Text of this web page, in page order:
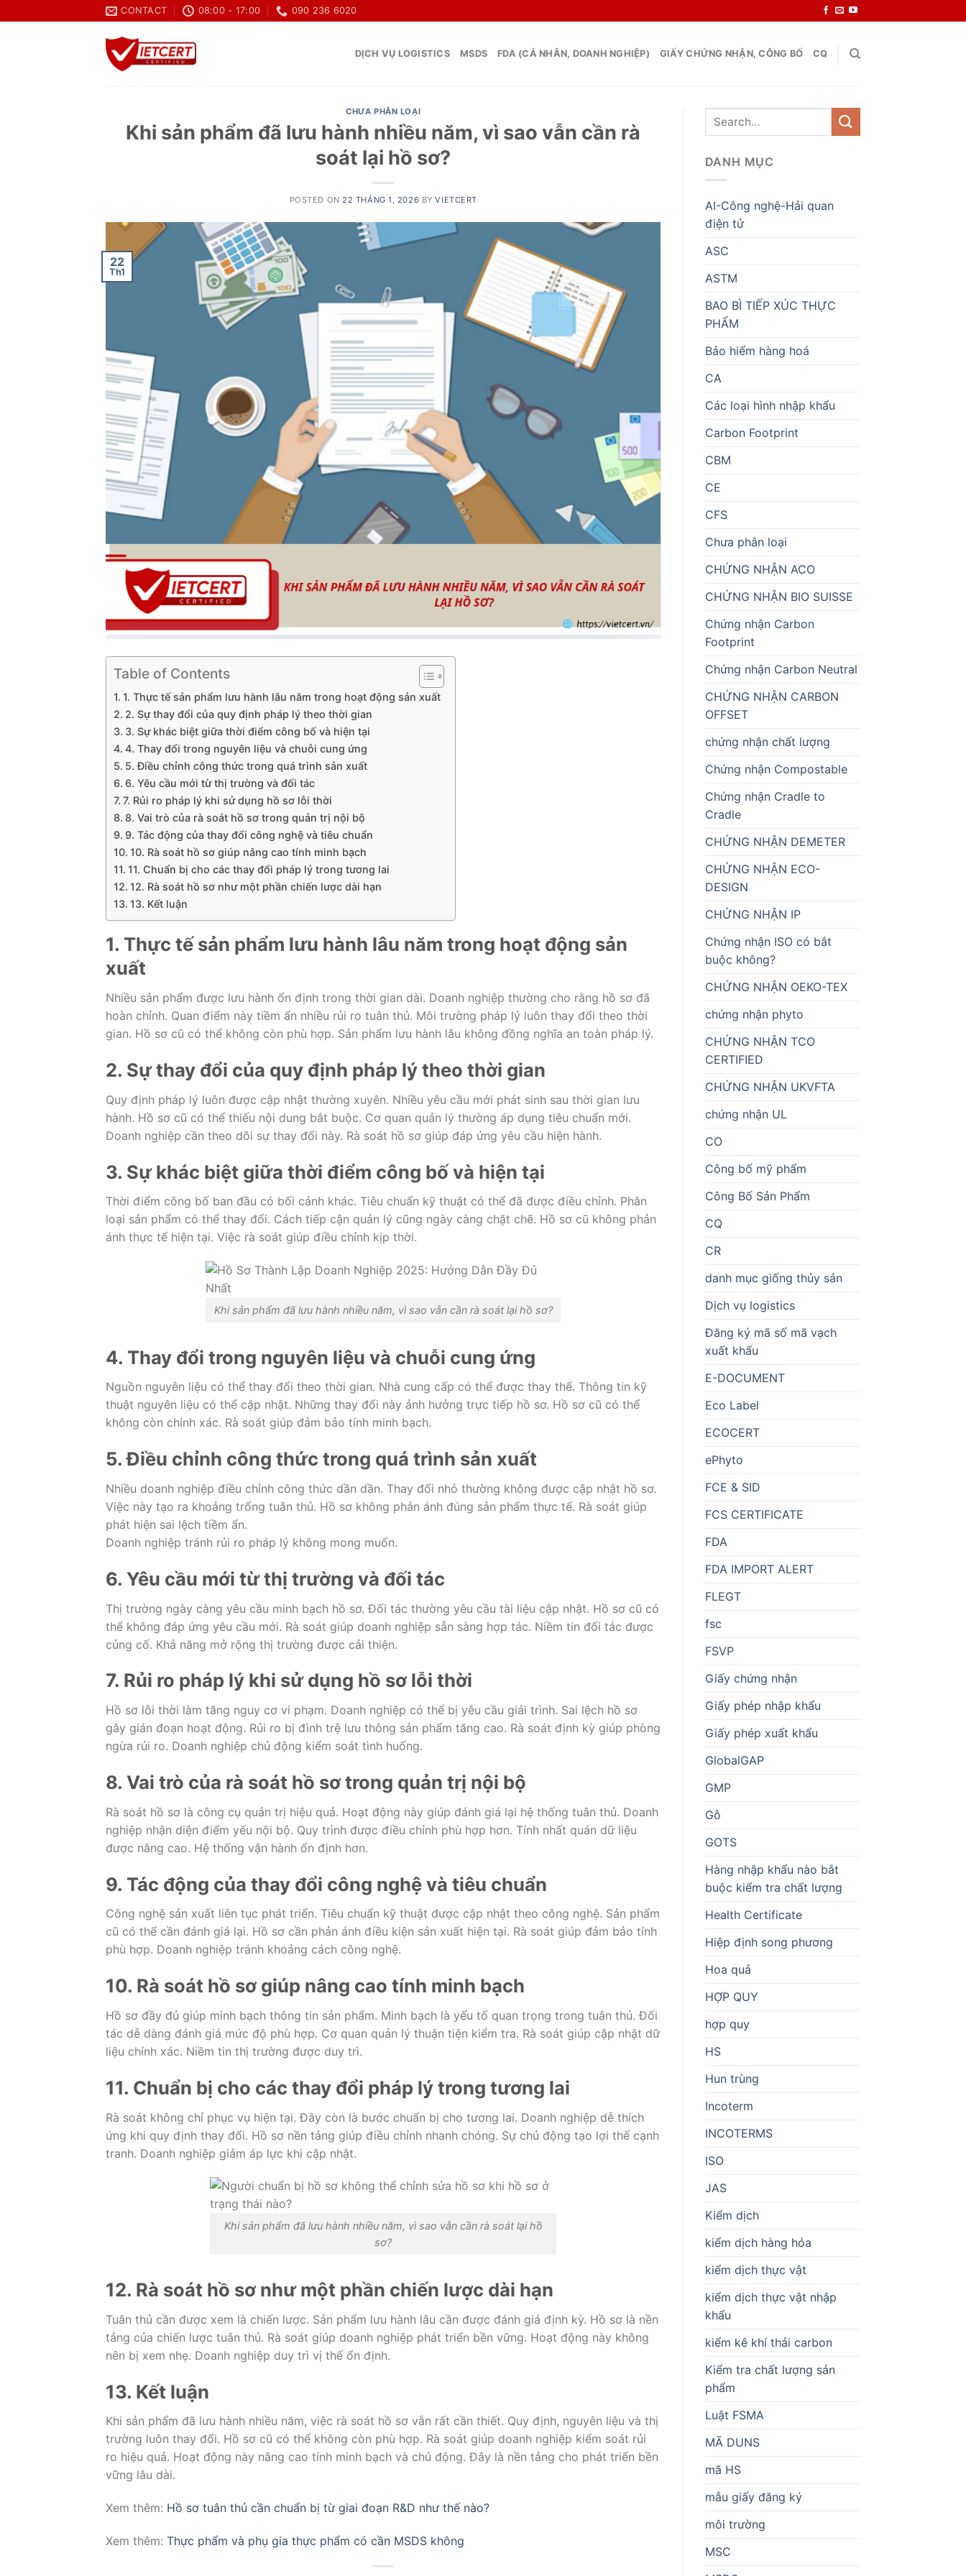
to
CONTACT 08:00 - 17:00 090 236 6020
DỊCH VỤ LOGISTICS MSDS FDA (CÁ NHÂN, DOANH NGHIỆP) GIẤY CHỨNG NHẬN, CÔNG BỐ CQ
CHƯA PHÂN LOẠI
Khi sản phẩm đã lưu hành nhiều năm, vì sao vẫn cần rà
soát lại hồ sơ?
POSTED ON 22 THÁNG 1, 2026 BYVIETCERT
22
Th1
Table of Contents
1. Thực tế sản phẩm lưu hành lâu năm trong hoạt động sản xuất
2. Sự thay đổi của quy định pháp lý theo thời gian
3. Sự khác biệt giữa thời điểm công bố và hiện tại
4. Thay đổi trong nguyên liệu và chuỗi cung ứng
5. Điều chỉnh công thức trong quá trình sản xuất
6. Yêu cầu mới từ thị trường và đối tác
7. Rủi ro pháp lý khi sử dụng hồ sơ lỗi thời
8. Vai trò của rà soát hồ sơ trong quản trị nội bộ
9. Tác động của thay đổi công nghệ và tiêu chuẩn
10. Rà soát hồ sơ giúp nâng cao tính minh bạch
11. Chuẩn bị cho các thay đổi pháp lý trong tương lai
12. Rà soát hồ sơ như một phần chiến lược dài hạn
13. Kết luận
1. Thực tế sản phẩm lưu hành lâu năm trong hoạt động sản
xuất
Nhiều sản phẩm được lưu hành ổn định trong thời gian dài. Doanh nghiệp thường cho rằng hồ sơ đã
hoàn chỉnh. Quan điểm này tiềm ẩn nhiều rủi ro tuân thủ. Môi trường pháp lý luôn thay đổi theo thời
gian. Hồ sơ cũ có thể không còn phù hợp. Sản phẩm lưu hành lâu không đồng nghĩa an toàn pháp lý.
2. Sự thay đổi của quy định pháp lý theo thời gian
Quy định pháp lý luôn được cập nhật thường xuyên. Nhiều yêu cầu mới phát sinh sau thời gian lưu
hành. Hồ sơ cũ có thể thiếu nội dung bắt buộc. Cơ quan quản lý thường áp dụng tiêu chuẩn mới.
Doanh nghiệp cần theo dõi sự thay đổi này. Rà soát hồ sơ giúp đáp ứng yêu cầu hiện hành.
3. Sự khác biệt giữa thời điểm công bố và hiện tại
Thời điểm công bố ban đầu có bối cảnh khác. Tiêu chuẩn kỹ thuật có thể đã được điều chỉnh. Phân
loại sản phẩm có thể thay đổi. Cách tiếp cận quản lý cũng ngày càng chặt chẽ. Hồ sơ cũ không phản
ánh thực tế hiện tại. Việc rà soát giúp điều chỉnh kịp thời.
Khi sản phẩm đã lưu hành nhiều năm, vì sao vẫn cần rà soát lại hồ sơ?
4. Thay đổi trong nguyên liệu và chuỗi cung ứng
Nguồn nguyên liệu có thể thay đổi theo thời gian. Nhà cung cấp có thể được thay thế. Thông tin kỹ
thuật nguyên liệu có thể cập nhật. Những thay đổi này ảnh hưởng trực tiếp hồ sơ. Hồ sơ cũ có thể
không còn chính xác. Rà soát giúp đảm bảo tính minh bạch.
5. Điều chỉnh công thức trong quá trình sản xuất
Nhiều doanh nghiệp điều chỉnh công thức dần dần. Thay đổi nhỏ thường không được cập nhật hồ sơ.
Việc này tạo ra khoảng trống tuân thủ. Hồ sơ không phản ánh đúng sản phẩm thực tế. Rà soát giúp
phát hiện sai lệch tiềm ẩn.
Doanh nghiệp tránh rủi ro pháp lý không mong muốn.
6. Yêu cầu mới từ thị trường và đối tác
Thị trường ngày càng yêu cầu minh bạch hồ sơ. Đối tác thường yêu cầu tài liệu cập nhật. Hồ sơ cũ có
thể không đáp ứng yêu cầu mới. Rà soát giúp doanh nghiệp sẵn sàng hợp tác. Niềm tin đối tác được
củng cố. Khả năng mở rộng thị trường được cải thiện.
7. Rủi ro pháp lý khi sử dụng hồ sơ lỗi thời
Hồ sơ lỗi thời làm tăng nguy cơ vi phạm. Doanh nghiệp có thể bị yêu cầu giải trình. Sai lệch hồ sơ
gây gián đoạn hoạt động. Rủi ro bị đình trệ lưu thông sản phẩm tăng cao. Rà soát định kỳ giúp phòng
ngừa rủi ro. Doanh nghiệp chủ động kiểm soát tình huống.
8. Vai trò của rà soát hồ sơ trong quản trị nội bộ
Rà soát hồ sơ là công cụ quản trị hiệu quả. Hoạt động này giúp đánh giá lại hệ thống tuân thủ. Doanh
nghiệp nhận diện điểm yếu nội bộ. Quy trình được điều chỉnh phù hợp hơn. Tính nhất quán dữ liệu
được nâng cao. Hệ thống vận hành ổn định hơn.
9. Tác động của thay đổi công nghệ và tiêu chuẩn
Công nghệ sản xuất liên tục phát triển. Tiêu chuẩn kỹ thuật được cập nhật theo công nghệ. Sản phẩm
cũ có thể cần đánh giá lại. Hồ sơ cần phản ánh điều kiện sản xuất hiện tại. Rà soát giúp đảm bảo tính
phù hợp. Doanh nghiệp tránh khoảng cách công nghệ.
10. Rà soát hồ sơ giúp nâng cao tính minh bạch
Hồ sơ đầy đủ giúp minh bạch thông tin sản phẩm. Minh bạch là yếu tố quan trọng trong tuân thủ. Đối
tác dễ dàng đánh giá mức độ phù hợp. Cơ quan quản lý thuận tiện kiểm tra. Rà soát giúp cập nhật dữ
liệu chính xác. Niềm tin thị trường được duy trì.
11. Chuẩn bị cho các thay đổi pháp lý trong tương lai
Rà soát không chỉ phục vụ hiện tại. Đây còn là bước chuẩn bị cho tương lai. Doanh nghiệp dễ thích
ứng khi quy định thay đổi. Hồ sơ nền tảng giúp điều chỉnh nhanh chóng. Sự chủ động tạo lợi thế cạnh
tranh. Doanh nghiệp giảm áp lực khi cập nhật.
Khi sản phẩm đã lưu hành nhiều năm, vì sao vẫn cần rà soát lại hồ
sơ?
12. Rà soát hồ sơ như một phần chiến lược dài hạn
Tuân thủ cần được xem là chiến lược. Sản phẩm lưu hành lâu cần được đánh giá định kỳ. Hồ sơ là nền
tảng của chiến lược tuân thủ. Rà soát giúp doanh nghiệp phát triển bền vững. Hoạt động này không
nên bị xem nhẹ. Doanh nghiệp duy trì vị thế ổn định.
13. Kết luận
Khi sản phẩm đã lưu hành nhiều năm, việc rà soát hồ sơ vẫn rất cần thiết. Quy định, nguyên liệu và thị
trường luôn thay đổi. Hồ sơ cũ có thể không còn phù hợp. Rà soát giúp doanh nghiệp kiểm soát rủi
ro hiệu quả. Hoạt động này nâng cao tính minh bạch và chủ động. Đây là nền tảng cho phát triển bền
vững lâu dài.
Xem thêm: Hồ sơ tuân thủ cần chuẩn bị từ giai đoạn R&D như thế nào?
Xem thêm: Thực phẩm và phụ gia thực phẩm có cần MSDS không
DANH MỤC
AI-Công nghệ-Hải quan
điện tử
ASC
ASTM
BAO BÌ TIẾP XÚC THỰC
PHẨM
Bảo hiểm hàng hoá
CA
Các loại hình nhập khẩu
Carbon Footprint
CBM
CE
CFS
Chưa phân loại
CHỨNG NHẬN ACO
CHỨNG NHẬN BIO SUISSE
Chứng nhận Carbon
Footprint
Chứng nhận Carbon Neutral
CHỨNG NHẬN CARBON
OFFSET
chứng nhận chất lượng
Chứng nhận Compostable
Chứng nhận Cradle to
Cradle
CHỨNG NHẬN DEMETER
CHỨNG NHẬN ECO-
DESIGN
CHỨNG NHẬN IP
Chứng nhận ISO có bắt
buộc không?
CHỨNG NHẬN OEKO-TEX
chứng nhận phyto
CHỨNG NHẬN TCO
CERTIFIED
CHỨNG NHẬN UKVFTA
chứng nhận UL
CO
Công bố mỹ phẩm
Công Bố Sản Phẩm
CQ
CR
danh mục giống thủy sản
Dịch vụ logistics
Đăng ký mã số mã vạch
xuất khẩu
E-DOCUMENT
Eco Label
ECOCERT
ePhyto
FCE & SID
FCS CERTIFICATE
FDA
FDA IMPORT ALERT
FLEGT
fsc
FSVP
Giấy chứng nhận
Giấy phép nhập khẩu
Giấy phép xuất khẩu
GlobalGAP
GMP
Gỗ
GOTS
Hàng nhập khẩu nào bắt
buộc kiểm tra chất lượng
Health Certificate
Hiệp định song phương
Hoa quả
HỢP QUY
hợp quy
HS
Hun trùng
Incoterm
INCOTERMS
ISO
JAS
Kiểm dịch
kiểm dịch hàng hóa
kiểm dịch thực vật
kiểm dịch thực vật nhập
khẩu
kiểm kê khí thải carbon
Kiểm tra chất lượng sản
phẩm
Luật FSMA
MÃ DUNS
mã HS
mẫu giấy đăng ký
môi trường
MSC